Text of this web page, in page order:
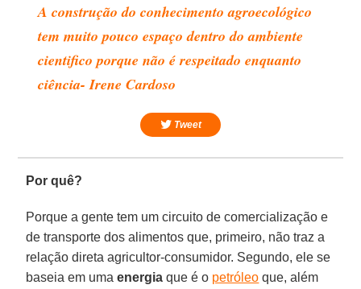
A construção do conhecimento agroecológico
tem muito pouco espaço dentro do ambiente
cientifico porque não é respeitado enquanto
ciência- Irene Cardoso
Tweet
Por quê?
Porque a gente tem um circuito de comercialização e
de transporte dos alimentos que, primeiro, não traz a
relação direta agricultor-consumidor. Segundo, ele se
baseia em umaenergia que é o petróleo que, além